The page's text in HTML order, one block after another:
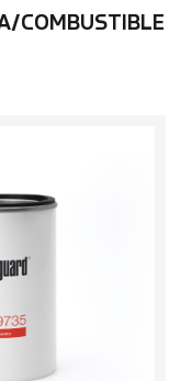
COMBUSTIBLE